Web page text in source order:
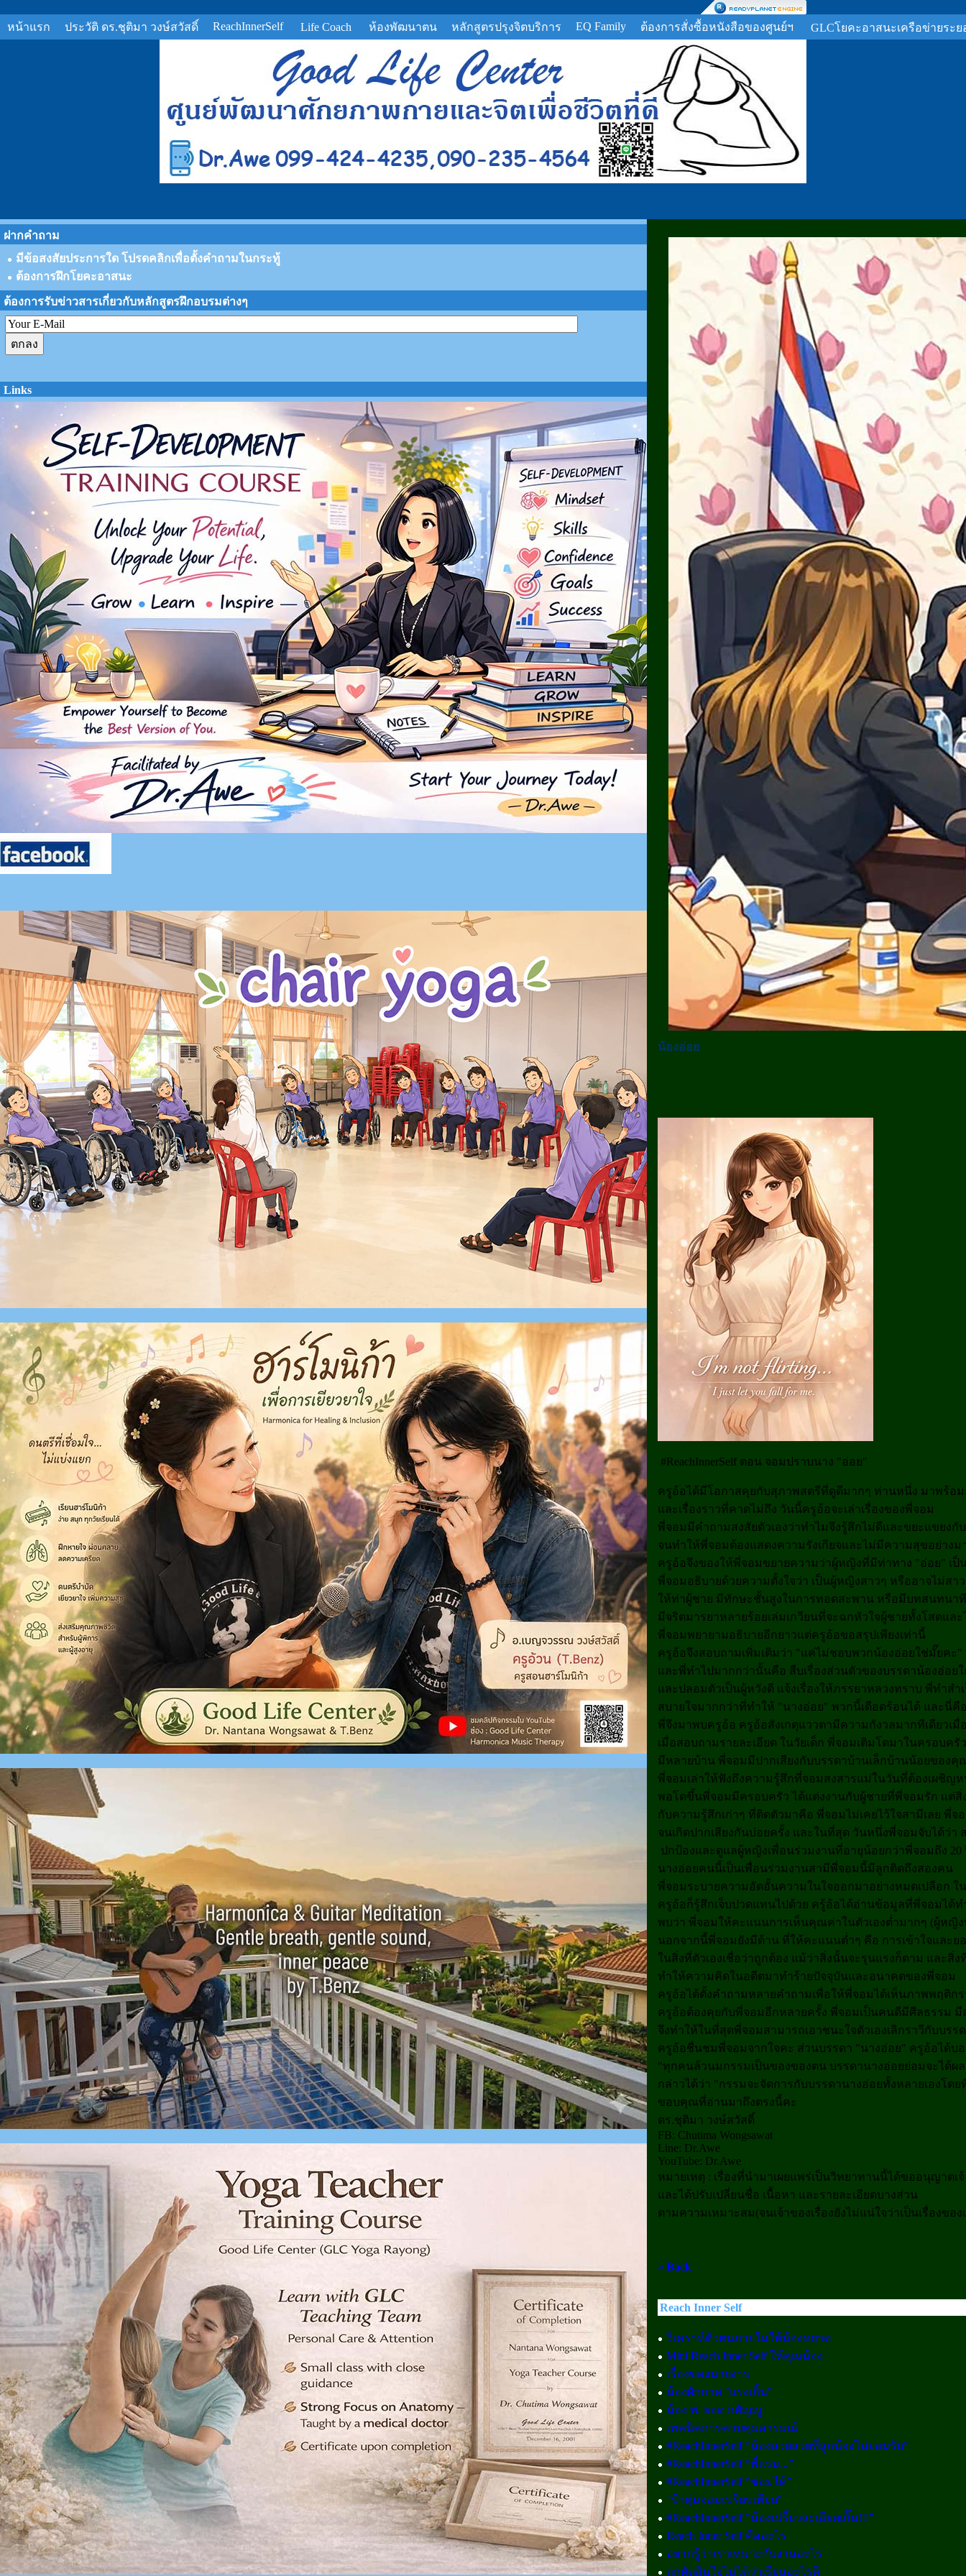
หน้าแรก ประวัติ ดร.ชุติมา วงษ์สวัสดิ์ ReachInnerSelf Life Coach ห้องพัฒนาตน หลักสูตรปรุงจิตบริการ EQ Family ต้องการสั่งซื้อหนังสือของศูนย์ฯ GLCโยคะอาสนะเครือข่ายระย
ฝากคำถาม
มีข้อสงสัยประการใด โปรดคลิกเพื่อตั้งคำถามในกระทู้
ต้องการฝึกโยคะอาสนะ
ต้องการรับข่าวสารเกี่ยวกับหลักสูตรฝึกอบรมต่างๆ
Links
น้องอ่อย
#ReachInnerSelf ตอน จอมปราบนาง "อ่อย"
ครูอ้อได้มีโอกาสคุยกับสุภาพสตรีที่ดูดีมากๆ ท่านหนึ่ง มาพร้อ
และเรื่องราวที่คาดไม่ถึง วันนี้ครูอ้อจะเล่าเรื่องของพี่จอม
พี่จอมมีคำถามสงสัยตัวเองว่าทำไมจึงรู้สึกไม่ดีและขยะแขยง
จนทำให้พี่จอมต้องแสดงความรังเกียจและไม่มีความสุขอย่าง
ครูอ้อจึงของให้พี่จอมขยายความว่าผู้หญิงที่มีท่าทาง "อ่อย" เป็
พี่จอมอธิบายด้วยความตั้งใจว่า เป็นผู้หญิงสาวๆ หรืออาจไม่สา
ให้ท่าผู้ชาย มีทักษะชั้นสูงในการทอดสะพาน หรือมีบทสนทนา
มีจริตมารยาหลายร้อยเล่มเกวียนที่จะฉกหัวใจผู้ชายทั้งโสดแล
พี่จอมพยายามอธิบายอีกยาวแต่ครูอ้อขอสรุปเพียงเท่านี้
ครูอ้อจึงสอบถามเพิ่มเติมว่า "แค่ไม่ชอบพวกน้องอ่อยใช่มั๊ยคะ"
และพี่ทำไปมากกว่านั้นคือ สืบเรื่องส่วนตัวของบรรดาน้องอ่อย
และปลอมตัวเป็นผู้หวังดี แจ้งเรื่องให้ภรรยาหลวงทราบ พี่ทำสำ
สบายใจมากกว่าที่ทำให้ "นางอ่อย" พวกนี้เดือดร้อนได้ และนี่
พี่จึงมาพบครูอ้อ ครูอ้อสังเกตุแววตามีความกังวลมากทีเดียวเ
เมื่อสอบถามรายละเอียด ในวัยเด็ก พี่จอมเติมโตมาในครอบค
มีหลายบ้าน พี่จอมมีปากเสียงกับบรรดาบ้านเล็กบ้านน้อยของ
พี่จอมเล่าให้ฟังถึงความรู้สึกที่จอมสงสารแม่ในวันที่ต้องเผชิญห
พอโดขึ้นพี่จอมมีครอบครัว ได้แต่งงานกับผู้ชายที่พี่จอมรัก แต่สิ่
กับความรู้สึกเก่าๆ ที่ติดตัวมาคือ พี่จอมไม่เคยไว้ใจสามีเลย พี่จ
จนเกิดปากเสียงกันบ่อยครั้ง และในที่สุด วันหนึ่งพี่จอมจับได้ว่า
ปกป้องและดูแลผู้หญิงเพื่อนร่วมงานที่อายุน้อยกว่าพี่จอมถึง 20
นางอ่อยคนนี้เป็นเพื่อนร่วมงานสามีพี่จอมนี้มีลูกติดถึงสองคน
พี่จอมระบายความอัดอั้นความในใจออกมาอย่างหมดเปลือก
ครูอ้อก็รู้สึกเจ็บปวดแทนไปด้วย ครู้อ้อได้อ่านข้อมูลที่พี่จอมได้ทำ
พบว่า พี่จอมให้คะแนนการเห็นคุณค่าในตัวเองต่ำมากๆ (ผู้หญิ
นอกจากนี้พี่จอมยังมีด้าน ที่ให้คะแนนต่ำๆ คือ การเข้าใจและ
ในสิ่งที่ตัวเองเชื่อว่าถูกต้อง แม้ว่าสิ่งนั้นจะรุนแรงก็ตาม และ
ทำให้ความคิดในอดีตมาทำร้ายปัจจุบันและอนาคตของพี่จอม
ครูอ้อได้ตั้งคำถามหลายคำถามเพื่อให้พี่จอมได้เห็นภาพพฤติก
ครูอ้อต้องคุยกับพี่จอมอีกหลายครั้ง พี่จอมเป็นคนดีมีศีลธรรม
จึงทำให้ในที่สุดพี่จอมสามารถเอาชนะใจตัวเองเลิกราวีกับบรร
ครูอ้อชื่นชมพี่จอมจากใจคะ ส่วนบรรดา "นางอ่อย" ครูอ้อได้บ
"ทุกคนล้วนมกรรมเป็นของของตน บรรดานางอ่อยย่อมจะได้ผ
กล่าวได้ว่า "กรรมจะจัดการกับบรรดานางอ่อยทั้งหลายเองโดย
ขอบคุณที่อ่านมาถึงตรงนี้คะ
ดร.ชุติมา วงษ์สวัสดิ์
FB: Chutima Wongsawat
Line: Dr.Awe
YouTube: Dr.Awe
หมายเหตุ : เรื่องที่นำมาเผยแพร่เป็นวิทยาทานนี้ได้ขออนุญาตเจ้
และได้ปรับเปลี่ยนชื่อ เนื้อหา และรายละเอียดบางส่วน
ตามความเหมาะสม(จนเจ้าของเรื่องยังไม่แน่ใจว่าเป็นเรื่องขอ
« Back
Reach Inner Self
วิเคราห์ตัวตนภายในให้น้องหยาด
Mini Reach Inner Self ให้คุณน้อง
เรื่องของนายงาบ
น้องผักกาด "แรงเกิ้น"
น้อง พ. ยอด กตัญญู
เทคนิคการควบคุมอารมณ์
#ReachInnerSelf “น้องสวยสวยที่ลูกน้องไม่ยอมรับ”
#ReachInnerSelf “พี่แรม...”
#ReachInnerSelf “ซ่อมได้”
"ป้าตุ่มจอมเปรียบเทียบ"
#ReachInnerSelf “น้องเปรี้ยวละเอียดเกิ๊น!!!”
Reach Inner Self คืออะไร
อยากรู้ว่าเราเหมาะกับงานอะไร
ลูกตัดสินใจไม่ได้ว่าเรียนอะไรดี